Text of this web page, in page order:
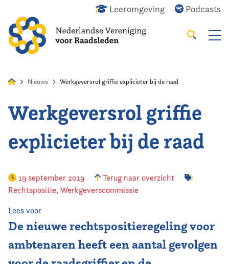
Leeromgeving Podcasts
Zoeken
Home
Agenda
Opleiding
Kennis & Informatie
Vereniging
Nieuws Werkgeversrol griffie explicieter bij de raad
Werkgeversrol griffie
explicieter bij de raad
19 september 2019
Terug naar overzicht
Rechtspositie, Werkgeverscommissie
Lees voor
De nieuwe rechtspositieregeling voor
ambtenaren heeft een aantal gevolgen